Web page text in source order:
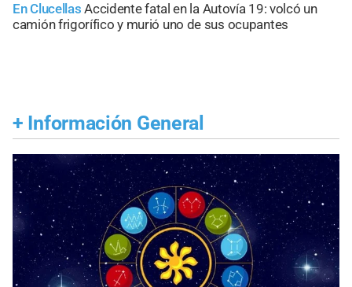
En Clucellas Accidente fatal en la Autovía 19: volcó un
camión frigorífico y murió uno de sus ocupantes
+ Información General